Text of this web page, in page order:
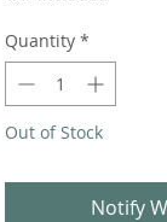
Quantity *
Out of Stock
Notify